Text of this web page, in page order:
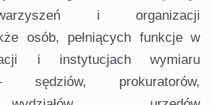
i organizacji
osób, pełniących funkcje w
i instytucjach wymiaru
sędziów, prokuratorów,